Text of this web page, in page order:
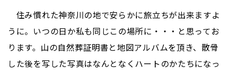
住み慣れた神奈川の地で安らかに旅立ちが出来ますよ
うに。いつの日か私も同じこの場所に・・・と思ってお
ります。山の自然葬証明書と地図アルバムを頂き、散骨
した後を写した写真はなんとなくハートのかたちになっ